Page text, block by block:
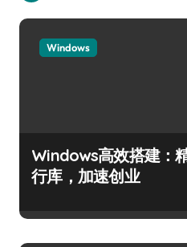
Windows
Windows高效搭建：
行库，加速创业